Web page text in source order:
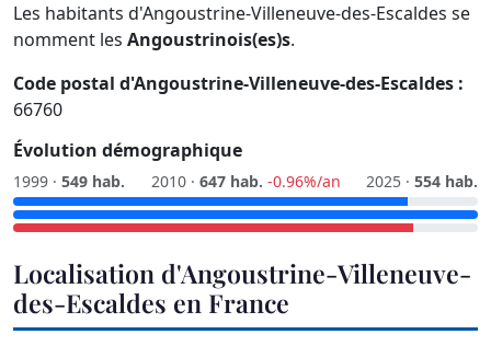
Les habitants d'Angoustrine-Villeneuve-des-Escaldes se
nomment les Angoustrinois(es)s.
Code postal d'Angoustrine-Villeneuve-des-Escaldes :
66760
Évolution démographique
1999 · 549 hab. 2010 · 647 hab. -0.96%/an 2025 · 554 hab.
Localisation d'Angoustrine-Villeneuve-
des-Escaldes en France